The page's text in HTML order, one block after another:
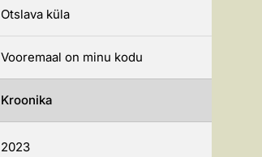
Otslava küla
Vooremaal on minu kodu
Kroonika
2023